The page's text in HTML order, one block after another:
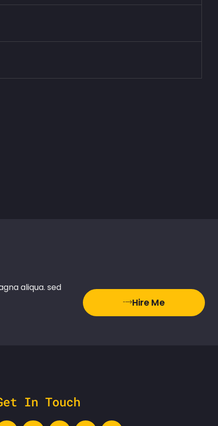
aliqua. sed
Hire Me
In Touch